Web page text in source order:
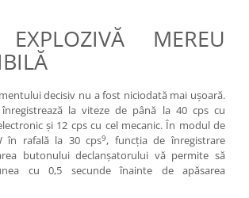
MEREU
decisiv nu a fost niciodată mai uşoară.
la viteze de până la 40 cps cu
şi 12 cps cu cel mecanic. În modul de
în rafală la 30 cps9, funcţia de înregistrare
butonului declanşatorului vă permite să
cu 0,5 secunde înainte de apăsarea